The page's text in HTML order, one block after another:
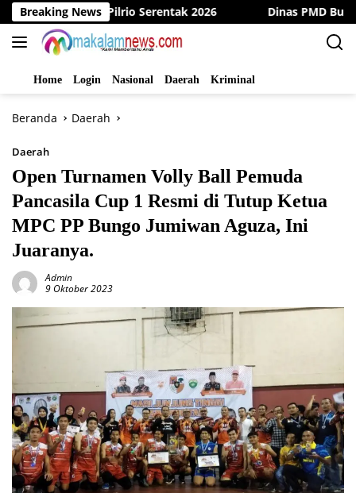
Langsung
ke
konten
Breaking News
Pilrio Serentak 2026 Dinas PMD Bungo Sukses
Home Login Nasional Daerah Kriminal
Beranda Daerah
Daerah
Open Turnamen Volly Ball Pemuda
Pancasila Cup 1 Resmi di Tutup Ketua
MPC PP Bungo Jumiwan Aguza, Ini
Juaranya.
Admin
9 Oktober 2023